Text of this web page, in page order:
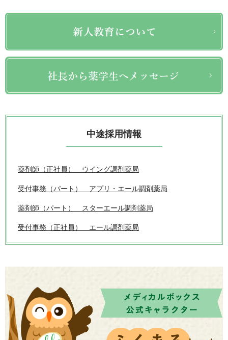
中途採用情報
薬剤師（正社員） ウイング調剤薬局
受付事務（パート） アプリ・エール調剤薬局
薬剤師（パート） スターエール調剤薬局
受付事務（正社員） エール調剤薬局